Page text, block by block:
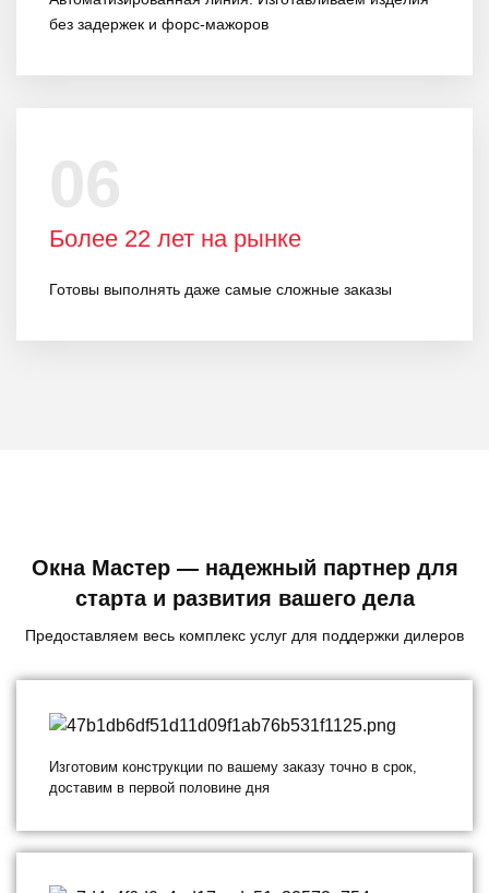
без задержек и форс-мажоров
Более 22 лет на рынке
Готовы выполнять даже самые сложные заказы
Окна Мастер — надежный партнер для
старта и развития вашего дела
Предоставляем весь комплекс услуг для поддержки дилеров
Изготовим конструкции по вашему заказу точно в срок,
доставим в первой половине дня